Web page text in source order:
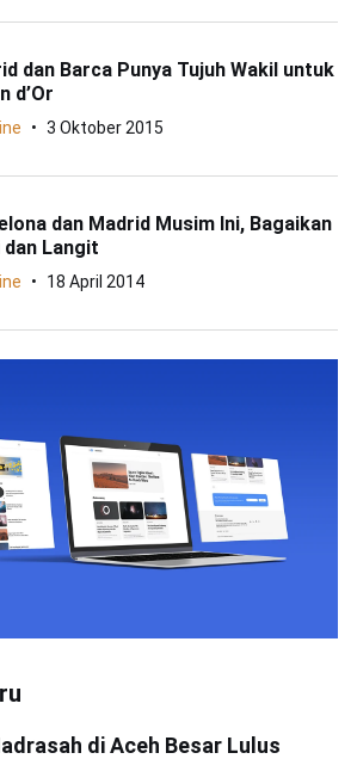
dan Barca Punya Tujuh Wakil untuk
d’Or
3 Oktober 2015
dan Madrid Musim Ini, Bagaikan
dan Langit
18 April 2014
di Aceh Besar Lulus